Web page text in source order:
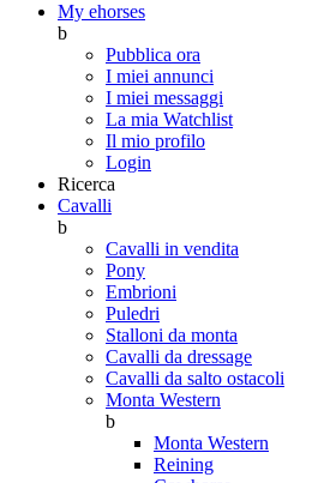
My ehorses
b
Pubblica ora
I miei annunci
I miei messaggi
La mia Watchlist
Il mio profilo
Login
Ricerca
Cavalli
b
Cavalli in vendita
Pony
Embrioni
Puledri
Stalloni da monta
Cavalli da dressage
Cavalli da salto ostacoli
Monta Western
b
Monta Western
Reining